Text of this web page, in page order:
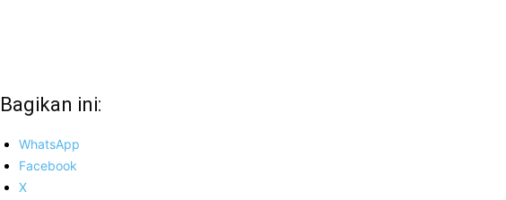
Bagikan ini:
WhatsApp
Facebook
X